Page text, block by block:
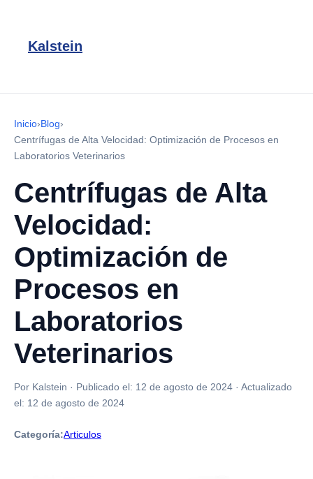
Kalstein
Inicio›Blog›
Centrífugas de Alta Velocidad: Optimización de Procesos en
Laboratorios Veterinarios
Centrífugas de Alta
Velocidad:
Optimización de
Procesos en
Laboratorios
Veterinarios
Por Kalstein · Publicado el: 12 de agosto de 2024 · Actualizado
el: 12 de agosto de 2024
Categoría:Articulos